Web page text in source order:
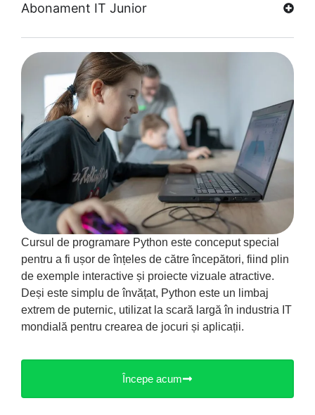
Abonament IT Junior
Cursul de programare Python este conceput special
pentru a fi ușor de înțeles de către începători, fiind plin
de exemple interactive și proiecte vizuale atractive.
Deși este simplu de învățat, Python este un limbaj
extrem de puternic, utilizat la scară largă în industria IT
mondială pentru crearea de jocuri și aplicații.
Începe acum